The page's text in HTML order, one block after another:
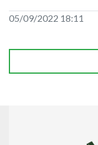
05/09/2022 18:11